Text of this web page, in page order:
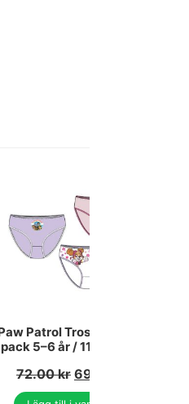
Patrol Trosor Barn 3-
pack 5–6 år / 110–116 cm
72.00kr 69.00